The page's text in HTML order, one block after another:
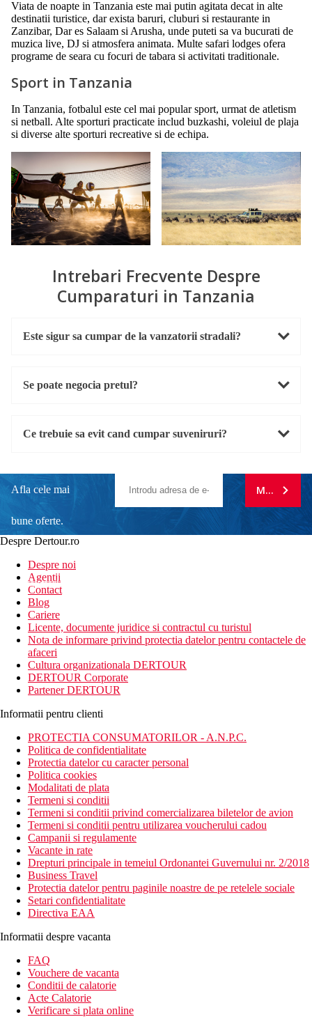
Viata de noapte in Tanzania este mai putin agitata decat in alte
destinatii turistice, dar exista baruri, cluburi si restaurante in
Zanzibar, Dar es Salaam si Arusha, unde puteti sa va bucurati de
muzica live, DJ si atmosfera animata. Multe safari lodges ofera
programe de seara cu focuri de tabara si activitati traditionale.
Sport in Tanzania
In Tanzania, fotbalul este cel mai popular sport, urmat de atletism
si netball. Alte sporturi practicate includ buzkashi, voleiul de plaja
si diverse alte sporturi recreative si de echipa.
Intrebari Frecvente Despre
Cumparaturi in Tanzania
Este sigur sa cumpar de la vanzatorii stradali?
Se poate negocia pretul?
Ce trebuie sa evit cand cumpar suveniruri?
Afla cele mai
bune oferte.
newsletter!
MA
Despre Dertour.ro
Despre noi
Agentii
Contact
Blog
Cariere
Licente, documente juridice si contractul cu turistul
Nota de informare privind protectia datelor pentru contactele de
afaceri
Cultura organizationala DERTOUR
DERTOUR Corporate
Partener DERTOUR
Informatii pentru clienti
PROTECTIA CONSUMATORILOR - A.N.P.C.
Politica de confidentialitate
Protectia datelor cu caracter personal
Politica cookies
Modalitati de plata
Termeni si conditii
Termeni si conditii privind comercializarea biletelor de avion
Termeni si conditii pentru utilizarea voucherului cadou
Campanii si regulamente
Vacante in rate
Drepturi principale in temeiul Ordonantei Guvernului nr. 2/2018
Business Travel
Protectia datelor pentru paginile noastre de pe retelele sociale
Setari confidentialitate
Directiva EAA
Informatii despre vacanta
FAQ
Vouchere de vacanta
Conditii de calatorie
Acte Calatorie
Verificare si plata online